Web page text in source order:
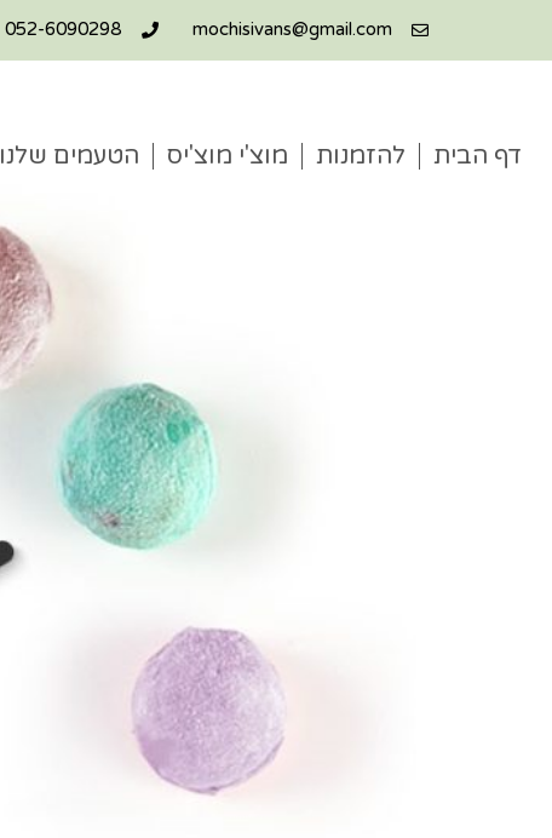
mochisivans@gmail.com
052-6090298
דף הבית להזמנות מוצ'י מוצ'יס הטעמים שלנו